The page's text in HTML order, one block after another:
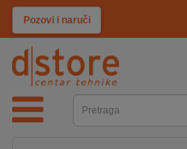
Pozovi i naruči
KATEGORIJE
TV
SAT